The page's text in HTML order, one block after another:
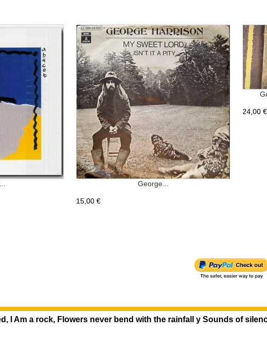
George...
15,00 €
24,00 €
I Am a rock, Flowers never bend with the rainfall y Sounds of